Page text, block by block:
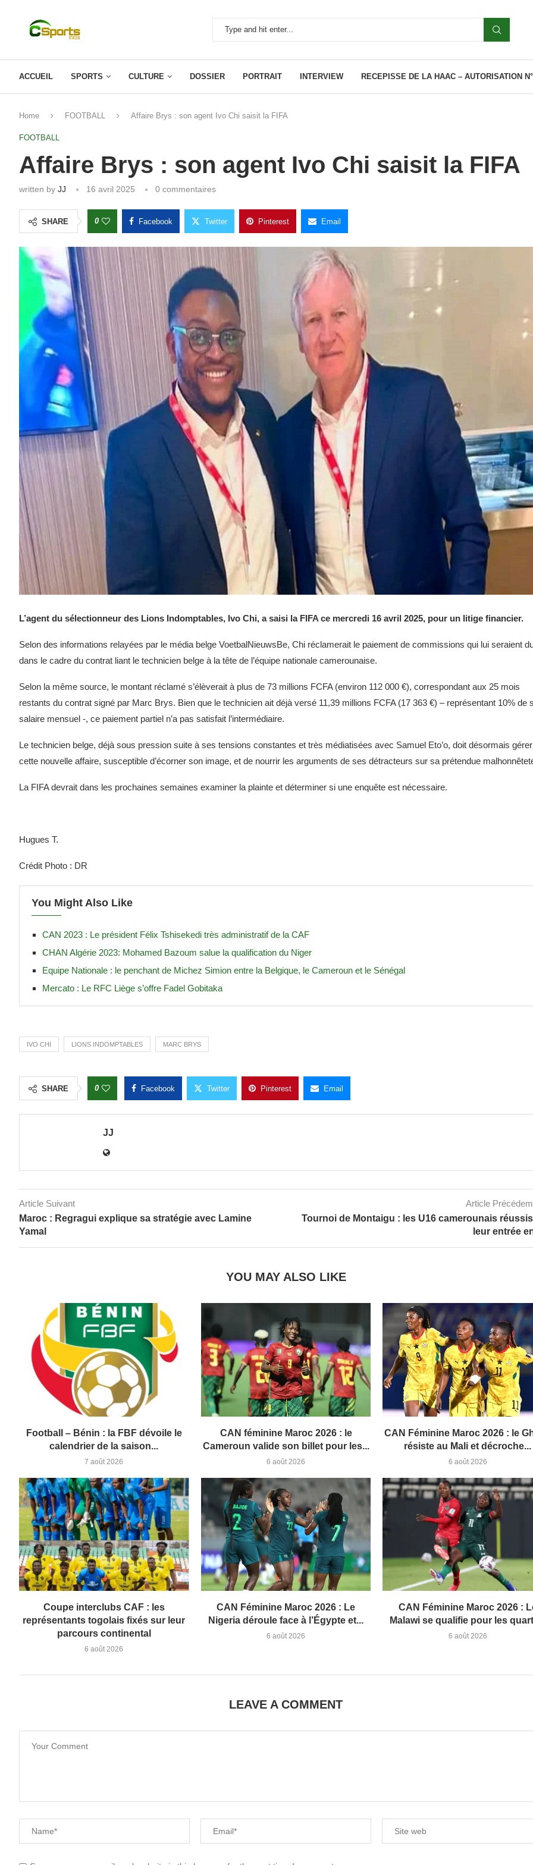
ACCUEIL SPORTS CULTURE DOSSIER PORTRAIT INTERVIEW RECEPISSE DE LA HAAC – AUTORISATION
Home FOOTBALL Affaire Brys : son agent Ivo Chi saisit la FIFA
FOOTBALL
Affaire Brys : son agent Ivo Chi saisit la FIFA
written by JJ 16 avril 2025 0 commentaires
SHARE 0 Facebook Twitter Pinterest Email
L’agent du sélectionneur des Lions Indomptables, Ivo Chi, a saisi la FIFA ce mercredi 16 avril 2025, pour un litige financier.
Selon des informations relayées par le média belge VoetbalNieuwsBe, Chi réclamerait le paiement de commissions qui lui seraient
dans le cadre du contrat liant le technicien belge à la tête de l’équipe nationale camerounaise.
Selon la même source, le montant réclamé s’élèverait à plus de 73 millions FCFA (environ 112 000 €), correspondant aux 25 mois
restants du contrat signé par Marc Brys. Bien que le technicien ait déjà versé 11,39 millions FCFA (17 363 €) – représentant 10% de
salaire mensuel -, ce paiement partiel n’a pas satisfait l’intermédiaire.
Le technicien belge, déjà sous pression suite à ses tensions constantes et très médiatisées avec Samuel Eto’o, doit désormais gérer
cette nouvelle affaire, susceptible d’écorner son image, et de nourrir les arguments de ses détracteurs sur sa prétendue
La FIFA devrait dans les prochaines semaines examiner la plainte et déterminer si une enquête est nécessaire.
Hugues T.
Crédit Photo : DR
You Might Also Like
CAN 2023 : Le président Félix Tshisekedi très administratif de la CAF
CHAN Algérie 2023: Mohamed Bazoum salue la qualification du Niger
Equipe Nationale : le penchant de Michez Simion entre la Belgique, le Cameroun et le Sénégal
Mercato : Le RFC Liège s’offre Fadel Gobitaka
IVO CHI LIONS INDOMPTABLES MARC BRYS
SHARE 0 Facebook Twitter Pinterest Email
JJ
Article Suivant
Maroc : Regragui explique sa stratégie avec Lamine
Yamal
Article
Tournoi de Montaigu : les U16 camerounais
leur entrée
YOU MAY ALSO LIKE
Football – Bénin : la FBF dévoile le
calendrier de la saison...
7 août 2026
CAN féminine Maroc 2026 : le
Cameroun valide son billet pour les...
6 août 2026
CAN Féminine Maroc 2026 : le
résiste au Mali et décroche...
6 août 2026
Coupe interclubs CAF : les
représentants togolais fixés sur leur
parcours continental
6 août 2026
CAN Féminine Maroc 2026 : Le
Nigeria déroule face à l’Égypte et...
6 août 2026
CAN Féminine Maroc 2026 :
Malawi se qualifie pour les
6 août 2026
LEAVE A COMMENT